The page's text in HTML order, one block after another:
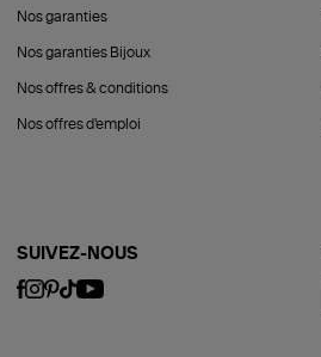
Nos garanties
Nos garanties Bijoux
Nos offres & conditions
Nos offres d'emploi
SUIVEZ-NOUS